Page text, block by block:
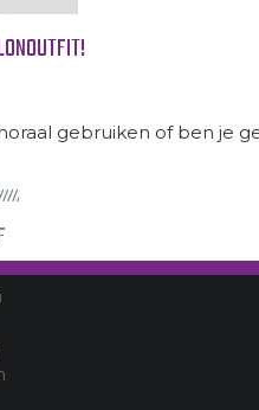
gebruiken of ben je